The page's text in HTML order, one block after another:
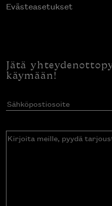
Evästeasetukset
Jätä
käymään!
Sähköpostiosoite(Pakollinen)
Kirjoita